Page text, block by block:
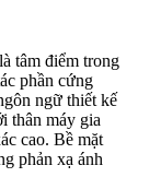
tâm điểm trong
phần cứng
ngữ thiết kế
thân máy gia
cao. Bề mặt
phản xạ ánh